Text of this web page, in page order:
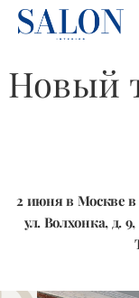
Новый
2 июня в Москве
ул. Волхонка, д.